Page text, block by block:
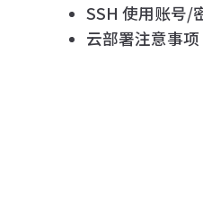
SSH 使用账号/
云部署注意事项